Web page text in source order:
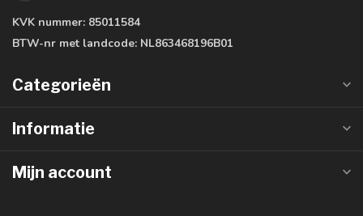
KVK nummer: 85011584
BTW-nr met landcode: NL863468196B01
Categorieën
Informatie
Mijn account